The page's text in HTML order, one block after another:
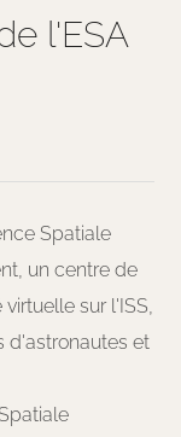
l'ESA
Spatiale
un centre de
sur l'ISS,
d'astronautes et